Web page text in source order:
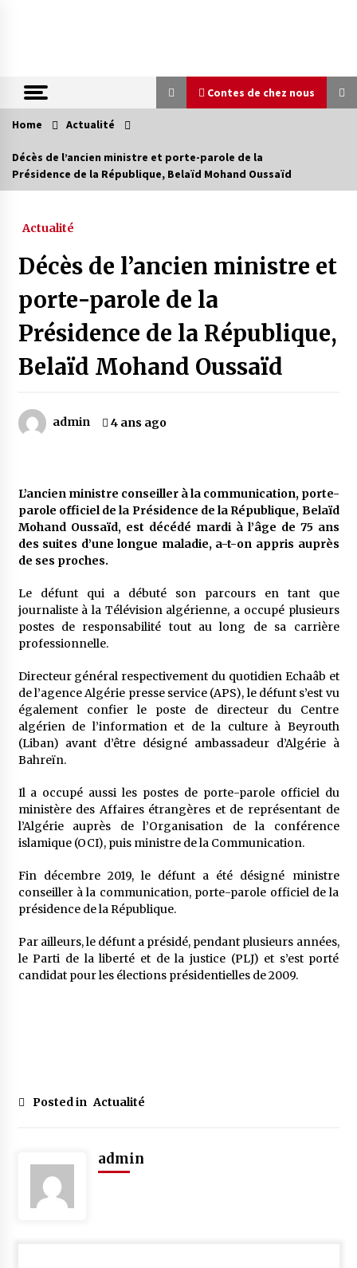
Contes de chez nous
Contes de chez nous
Quand la mère n’est plus là (17e partie)
Magie de sorcier
4 ans ago
Oum el Gaïla / L’ogresse du M’zab
4 ans ago
4 ans ago
5 ans ago
« Père, tiens-moi, je vais tomber ! »
Le bouc de l’Au-delà
5 ans ago
Le monstrueux vieillard (Un récit du Sud
algérien)
5 ans ago
5 ans ago
Un conte targui/ Quand la tête est vide
Tradition orale/ D’où viennent les contes et à
5 ans ago
Home Actualité
Décès de l’ancien ministre et porte-parole de la
Présidence de la République, Belaïd Mohand Oussaïd
Actualité
Décès de l’ancien ministre et
porte-parole de la
Présidence de la République,
Belaïd Mohand Oussaïd
admin 4 ans ago
L’ancien ministre conseiller à la communication, porte-
parole officiel de la Présidence de la République, Belaïd
Mohand Oussaïd, est décédé mardi à l’âge de 75 ans
des suites d’une longue maladie, a-t-on appris auprès
de ses proches.
Le défunt qui a débuté son parcours en tant que
journaliste à la Télévision algérienne, a occupé plusieurs
postes de responsabilité tout au long de sa carrière
professionnelle.
Directeur général respectivement du quotidien Echaâb et
de l’agence Algérie presse service (APS), le défunt s’est vu
également confier le poste de directeur du Centre
algérien de l’information et de la culture à Beyrouth
(Liban) avant d’être désigné ambassadeur d’Algérie à
Bahreïn.
Il a occupé aussi les postes de porte-parole officiel du
ministère des Affaires étrangères et de représentant de
l’Algérie auprès de l’Organisation de la conférence
islamique (OCI), puis ministre de la Communication.
Fin décembre 2019, le défunt a été désigné ministre
conseiller à la communication, porte-parole officiel de la
présidence de la République.
Par ailleurs, le défunt a présidé, pendant plusieurs années,
le Parti de la liberté et de la justice (PLJ) et s’est porté
candidat pour les élections présidentielles de 2009.
Posted in Actualité
admin